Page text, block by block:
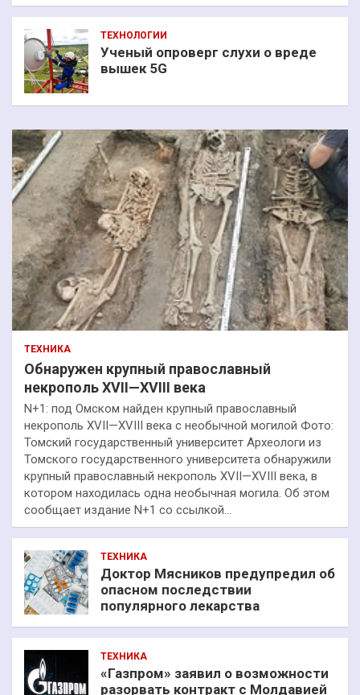
ТЕХНОЛОГИИ
Ученый опроверг слухи о вреде
вышек 5G
ТЕХНИКА
Обнаружен крупный православный
некрополь XVII—XVIII века
N+1: под Омском найден крупный православный
некрополь XVII—XVIII века с необычной могилой Фото:
Томский государственный университет Археологи из
Томского государственного университета обнаружили
крупный православный некрополь XVII—XVIII века, в
котором находилась одна необычная могила. Об этом
сообщает издание N+1 со ссылкой…
ТЕХНИКА
Доктор Мясников предупредил об
опасном последствии
популярного лекарства
ТЕХНИКА
«Газпром» заявил о возможности
разорвать контракт с Молдавией